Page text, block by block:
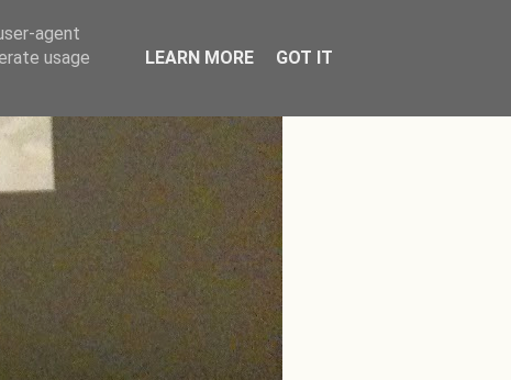
agent
usage
LEARN MORE GOT IT